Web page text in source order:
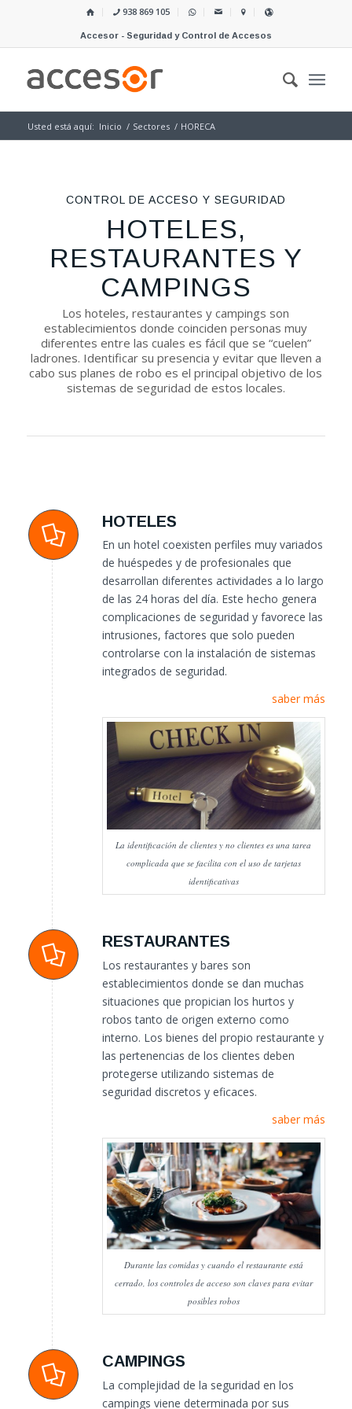
938 869 105
Accesor - Seguridad y Control de Accesos
Usted está aquí: Inicio / Sectores / HORECA
CONTROL DE ACCESO Y SEGURIDAD
HOTELES,
RESTAURANTES Y
CAMPINGS
Los hoteles, restaurantes y campings son
establecimientos donde coinciden personas muy
diferentes entre las cuales es fácil que se “cuelen”
ladrones. Identificar su presencia y evitar que lleven a
cabo sus planes de robo es el principal objetivo de los
sistemas de seguridad de estos locales.
HOTELES
En un hotel coexisten perfiles muy variados
de huéspedes y de profesionales que
desarrollan diferentes actividades a lo largo
de las 24 horas del día. Este hecho genera
complicaciones de seguridad y favorece las
intrusiones, factores que solo pueden
controlarse con la instalación de sistemas
integrados de seguridad.
saber más
La identificación de clientes y no clientes es una tarea
complicada que se facilita con el uso de tarjetas
identificativas
RESTAURANTES
Los restaurantes y bares son
establecimientos donde se dan muchas
situaciones que propician los hurtos y
robos tanto de origen externo como
interno. Los bienes del propio restaurante y
las pertenencias de los clientes deben
protegerse utilizando sistemas de
seguridad discretos y eficaces.
saber más
Durante las comidas y cuando el restaurante está
cerrado, los controles de acceso son claves para evitar
posibles robos
CAMPINGS
La complejidad de la seguridad en los
campings viene determinada por sus